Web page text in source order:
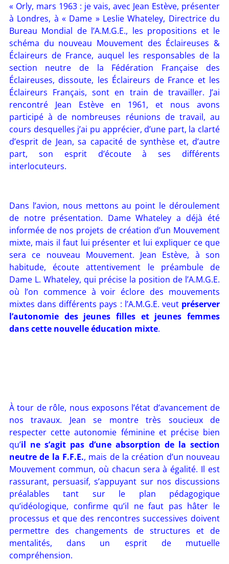
« Orly, mars 1963 : je vais, avec Jean Estève, présenter
à Londres, à « Dame » Leslie Whateley, Directrice du
Bureau Mondial de l’A.M.G.E., les propositions et le
schéma du nouveau Mouvement des Éclaireuses &
Éclaireurs de France, auquel les responsables de la
section neutre de la Fédération Française des
Éclaireuses, dissoute, les Éclaireurs de France et les
Éclaireurs Français, sont en train de travailler. J’ai
rencontré Jean Estève en 1961, et nous avons
participé à de nombreuses réunions de travail, au
cours desquelles j’ai pu apprécier, d’une part, la clarté
d’esprit de Jean, sa capacité de synthèse et, d’autre
part, son esprit d’écoute à ses différents
interlocuteurs.
Dans l’avion, nous mettons au point le déroulement
de notre présentation. Dame Whateley a déjà été
informée de nos projets de création d’un Mouvement
mixte, mais il faut lui présenter et lui expliquer ce que
sera ce nouveau Mouvement. Jean Estève, à son
habitude, écoute attentivement le préambule de
Dame L. Whateley, qui précise la position de l’A.M.G.E.
où l’on commence à voir éclore des mouvements
mixtes dans différents pays : l’A.M.G.E. veut préserver
l’autonomie des jeunes filles et jeunes femmes
dans cette nouvelle éducation mixte.
À tour de rôle, nous exposons l’état d’avancement de
nos travaux. Jean se montre très soucieux de
respecter cette autonomie féminine et précise bien
qu’il ne s’agit pas d’une absorption de la section
neutre de la F.F.E., mais de la création d’un nouveau
Mouvement commun, où chacun sera à égalité. Il est
rassurant, persuasif, s’appuyant sur nos discussions
préalables tant sur le plan pédagogique
qu’idéologique, confirme qu’il ne faut pas hâter le
processus et que des rencontres successives doivent
permettre des changements de structures et de
mentalités, dans un esprit de mutuelle
compréhension.